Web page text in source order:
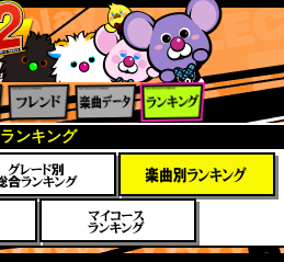
フレン
ド
楽曲デ
ータ
ング
ランキング